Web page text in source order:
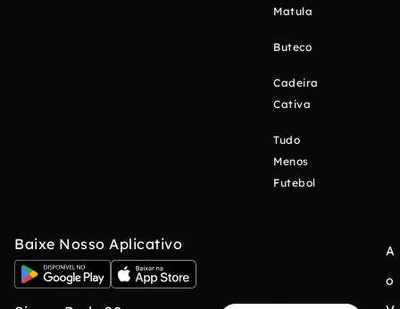
Matula
Buteco
Cadeira
Cativa
Tudo
Menos
Futebol
Baixe Nosso Aplicativo
A
o